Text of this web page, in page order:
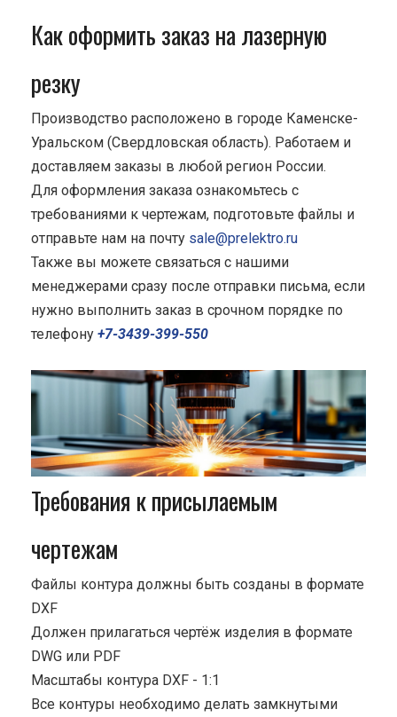
Как оформить заказ на лазерную
резку
Производство расположено в городе Каменске-
Уральском (Свердловская область). Работаем и
доставляем заказы в любой регион России.
Для оформления заказа ознакомьтесь с
требованиями к чертежам, подготовьте файлы и
отправьте нам на почту sale@prelektro.ru
Также вы можете связаться с нашими
менеджерами сразу после отправки письма, если
нужно выполнить заказ в срочном порядке по
телефону +7-3439-399-550
Требования к присылаемым
чертежам
Файлы контура должны быть созданы в формате
DXF
Должен прилагаться чертёж изделия в формате
DWG или PDF
Масштабы контура DXF - 1:1
Все контуры необходимо делать замкнутыми